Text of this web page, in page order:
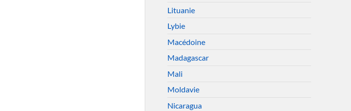
Lituanie
Lybie
Macédoine
Madagascar
Mali
Moldavie
Nicaragua